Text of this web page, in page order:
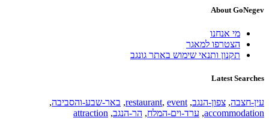
About GoNegev
מי אנחנו
הצטרפו למאגר
תקנון ותנאי שימוש באתר גונגב
Latest Searches
עין-חצבה, צפון-הנגב,
restaurant, event
, באר-שבע-והסביבה,
accommodation
, ערד-וים-המלח, הר-הנגב,
attraction